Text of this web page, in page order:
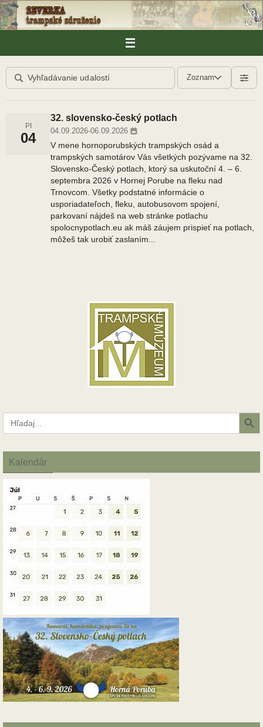
Skip
to
content
Zoznam
PI
04
32. slovensko-český potlach
04.09.2026-06.09.2026
V mene hornoporubských trampských osád a
trampských samotárov Vás všetkých pozývame na 32.
Slovensko-Český potlach, ktorý sa uskutoční 4. – 6.
septembra 2026 v Hornej Porube na fleku nad
Trnovcom. Všetky podstatné informácie o
usporiadateľoch, fleku, autobusovom spojení,
parkovaní nájdeš na web stránke potlachu
spolocnypotlach.eu ak máš záujem prispieť na potlach,
môžeš tak urobiť zaslaním...
Search
for:
Search Button
Kalendár